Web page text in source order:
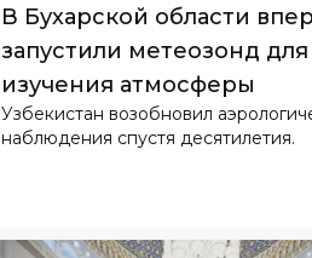
В Бухарской области
запустили метеозонд для
изучения атмосферы
Узбекистан возобновил
наблюдения спустя десятилетия.